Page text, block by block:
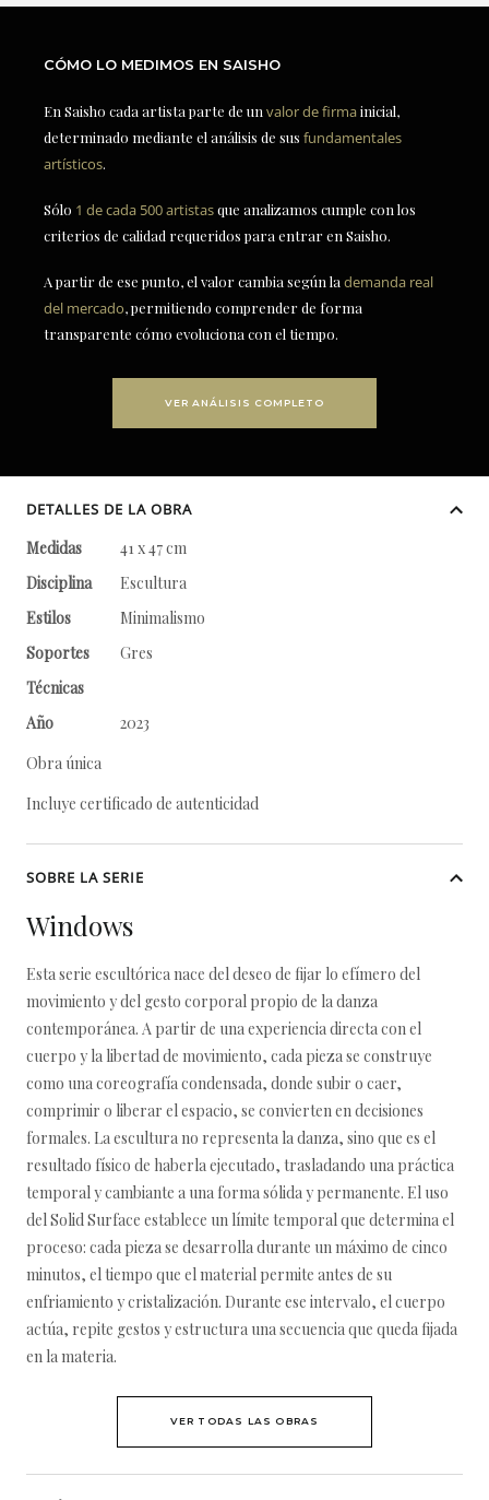
CÓMO LO MEDIMOS EN SAISHO
En Saisho cada artista parte de un valor de firmainicial,
determinado mediante el análisis de sus fundamentales
artísticos.
Sólo 1 de cada 500 artistasque analizamos cumple con los
criterios de calidad requeridos para entrar en Saisho.
A partir de ese punto, el valor cambia según la demanda real
del mercado, permitiendo comprender de forma
transparente cómo evoluciona con el tiempo.
VER ANÁLISIS COMPLETO
DETALLES DE LA OBRA
Medidas
41 x 47 cm
Disciplina
Escultura
Estilos
Minimalismo
Soportes
Gres
Técnicas
Año
2023
Obra única
Incluye certificado de autenticidad
SOBRE LA SERIE
Windows
Esta serie escultórica nace del deseo de fijar lo efímero del
movimiento y del gesto corporal propio de la danza
contemporánea. A partir de una experiencia directa con el
cuerpo y la libertad de movimiento, cada pieza se construye
como una coreografía condensada, donde subir o caer,
comprimir o liberar el espacio, se convierten en decisiones
formales. La escultura no representa la danza, sino que es el
resultado físico de haberla ejecutado, trasladando una práctica
temporal y cambiante a una forma sólida y permanente. El uso
del Solid Surface establece un límite temporal que determina el
proceso: cada pieza se desarrolla durante un máximo de cinco
minutos, el tiempo que el material permite antes de su
enfriamiento y cristalización. Durante ese intervalo, el cuerpo
actúa, repite gestos y estructura una secuencia que queda fijada
en la materia.
VER TODAS LAS OBRAS